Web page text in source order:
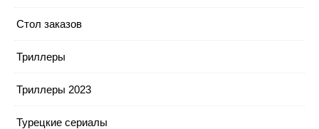
Стол заказов
Триллеры
Триллеры 2023
Турецкие сериалы